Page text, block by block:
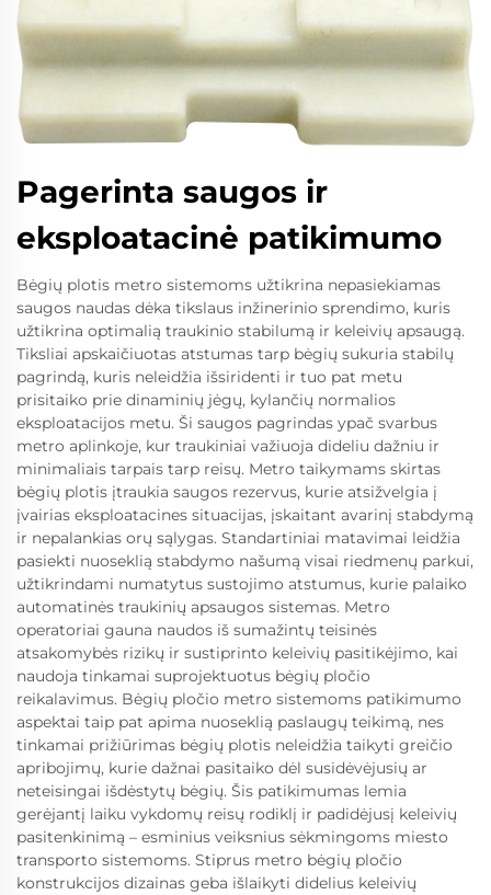
Pagerinta saugos ir
eksploatacinė patikimumo
Bėgių plotis metro sistemoms užtikrina nepasiekiamas
saugos naudas dėka tikslaus inžinerinio sprendimo, kuris
užtikrina optimalią traukinio stabilumą ir keleivių apsaugą.
Tiksliai apskaičiuotas atstumas tarp bėgių sukuria stabilų
pagrindą, kuris neleidžia išsiridenti ir tuo pat metu
prisitaiko prie dinaminių jėgų, kylančių normalios
eksploatacijos metu. Ši saugos pagrindas ypač svarbus
metro aplinkoje, kur traukiniai važiuoja dideliu dažniu ir
minimaliais tarpais tarp reisų. Metro taikymams skirtas
bėgių plotis įtraukia saugos rezervus, kurie atsižvelgia į
įvairias eksploatacines situacijas, įskaitant avarinį stabdymą
ir nepalankias orų sąlygas. Standartiniai matavimai leidžia
pasiekti nuoseklią stabdymo našumą visai riedmenų parkui,
užtikrindami numatytus sustojimo atstumus, kurie palaiko
automatinės traukinių apsaugos sistemas. Metro
operatoriai gauna naudos iš sumažintų teisinės
atsakomybės rizikų ir sustiprinto keleivių pasitikėjimo, kai
naudoja tinkamai suprojektuotus bėgių pločio
reikalavimus. Bėgių pločio metro sistemoms patikimumo
aspektai taip pat apima nuoseklią paslaugų teikimą, nes
tinkamai prižiūrimas bėgių plotis neleidžia taikyti greičio
apribojimų, kurie dažnai pasitaiko dėl susidėvėjusių ar
neteisingai išdėstytų bėgių. Šis patikimumas lemia
gerėjantį laiku vykdomų reisų rodiklį ir padidėjusį keleivių
pasitenkinimą – esminius veiksnius sėkmingoms miesto
transporto sistemoms. Stiprus metro bėgių pločio
konstrukcijos dizainas geba išlaikyti didelius keleivių